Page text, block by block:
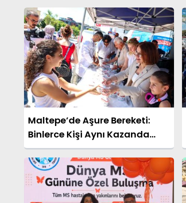
Maltepe’de Aşure Bereketi:
Binlerce Kişi Aynı Kazanda
Buluştu